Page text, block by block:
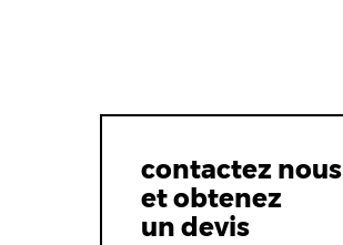
contactez nous
et obtenez
un devis